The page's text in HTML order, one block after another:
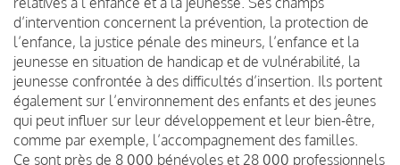
d’intervention concernent la prévention, la protection de
l’enfance, la justice pénale des mineurs, l’enfance et la
jeunesse en situation de handicap et de vulnérabilité, la
jeunesse confrontée à des difficultés d’insertion. Ils portent
également sur l’environnement des enfants et des jeunes
qui peut influer sur leur développement et leur bien-être,
comme par exemple, l’accompagnement des familles.
Ce sont près de 8 000 bénévoles et 28 000 professionnels